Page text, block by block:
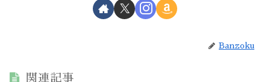
Banzoku
関連記事